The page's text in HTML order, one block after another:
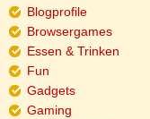
Blogprofile
Browsergames
Essen & Trinken
Fun
Gadgets
Gaming